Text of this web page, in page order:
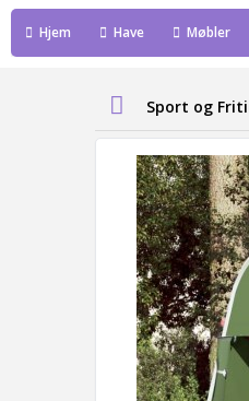
Hjem Have Møbler
Sport og